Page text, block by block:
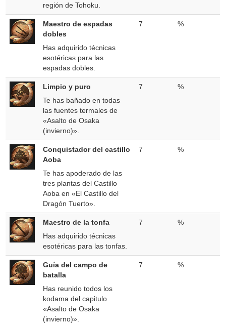
región de Tohoku.
Maestro de espadas
dobles
Has adquirido técnicas
esotéricas para las
espadas dobles.
7 %
Limpio y puro
Te has bañado en todas
las fuentes termales de
«Asalto de Osaka
(invierno)».
7 %
Conquistador del castillo
Aoba
Te has apoderado de las
tres plantas del Castillo
Aoba en «El Castillo del
Dragón Tuerto».
7 %
Maestro de la tonfa
Has adquirido técnicas
esotéricas para las tonfas.
7 %
Guía del campo de
batalla
Has reunido todos los
kodama del capitulo
«Asalto de Osaka
(invierno)».
7 %